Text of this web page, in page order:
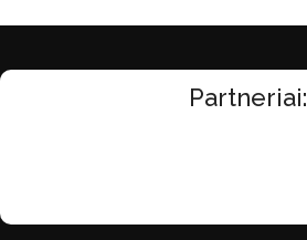
Partneriai: